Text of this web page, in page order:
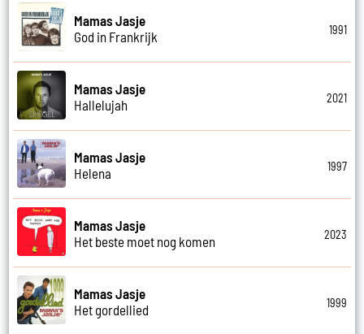
Mamas Jasje
God in Frankrijk
1991
Mamas Jasje
Hallelujah
2021
Mamas Jasje
Helena
1997
Mamas Jasje
Het beste moet nog komen
2023
Mamas Jasje
Het gordellied
1999